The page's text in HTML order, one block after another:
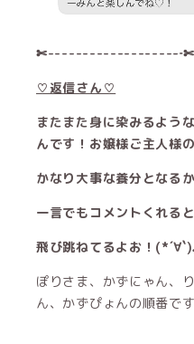
✄-------------------‐✄
♡返信さん♡
またまた身に染みるよう
んです！お嬢様ご主人様
かなり大事な養分となる
一言でもコメントくれる
飛び跳ねてるよお！
ぽりさま、かずにゃん、
ん、かずぴょんの順番で